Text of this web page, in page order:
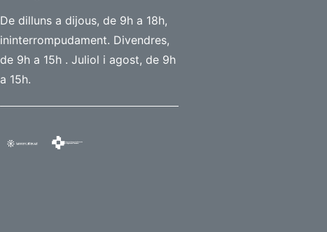
De dilluns a dijous, de 9h a 18h,
ininterrompudament. Divendres,
de 9h a 15h . Juliol i agost, de 9h
a 15h.